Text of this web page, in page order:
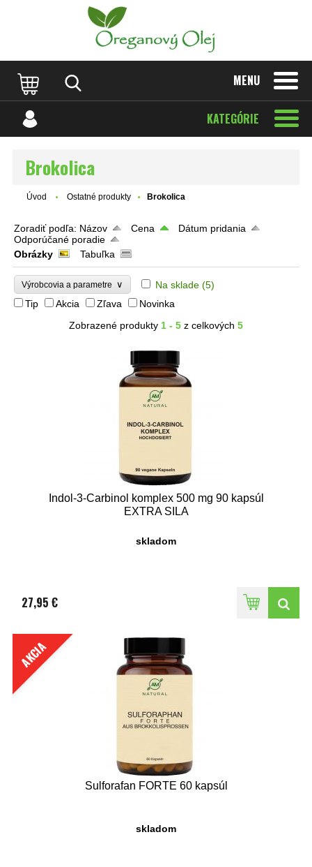
MENU
KATEGÓRIE
Brokolica
Úvod Ostatné produkty Brokolica
Zoradiť podľa: Názov Cena
Dátum pridania
Odporúčané poradie
Obrázky
Tabuľka
Výrobcovia a parametre ∨ Na sklade (5)
Tip
Akcia Zľava
Novinka
Zobrazené produkty 1 - 5 z celkových 5
Indol-3-Carbinol komplex 500 mg 90 kapsúl
EXTRA SILA
skladom
27,95 €
AKCIA
Sulforafan FORTE 60 kapsúl
skladom